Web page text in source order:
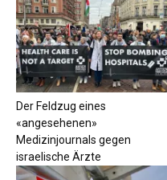
Der Feldzug eines
«angesehenen»
Medizinjournals gegen
israelische Ärzte